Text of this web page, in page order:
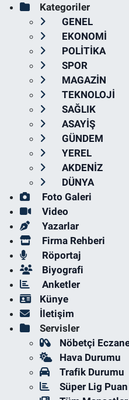
Kategoriler
GENEL
EKONOMİ
POLİTİKA
SPOR
MAGAZİN
TEKNOLOJİ
SAĞLIK
ASAYİŞ
GÜNDEM
YEREL
AKDENİZ
DÜNYA
Foto Galeri
Video
Yazarlar
Firma Rehberi
Röportaj
Biyografi
Anketler
Künye
İletişim
Servisler
Nöbetçi
Hava Durumu
Trafik Durumu
Süper Lig